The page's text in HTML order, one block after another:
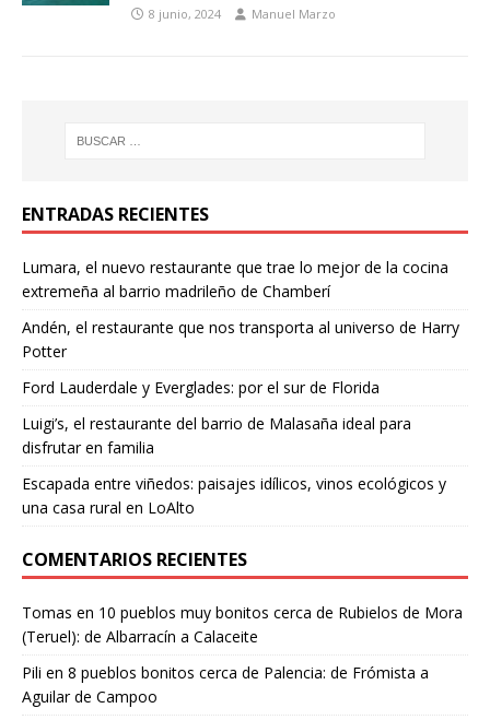
8 junio, 2024 Manuel Marzo
ENTRADAS RECIENTES
Lumara, el nuevo restaurante que trae lo mejor de la cocina
extremeña al barrio madrileño de Chamberí
Andén, el restaurante que nos transporta al universo de Harry
Potter
Ford Lauderdale y Everglades: por el sur de Florida
Luigi’s, el restaurante del barrio de Malasaña ideal para
disfrutar en familia
Escapada entre viñedos: paisajes idílicos, vinos ecológicos y
una casa rural en LoAlto
COMENTARIOS RECIENTES
Tomas en 10 pueblos muy bonitos cerca de Rubielos de Mora
(Teruel): de Albarracín a Calaceite
Pili en 8 pueblos bonitos cerca de Palencia: de Frómista a
Aguilar de Campoo